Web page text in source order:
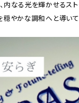
内なる光を輝かせるスト
穏やかな調和へと導いて